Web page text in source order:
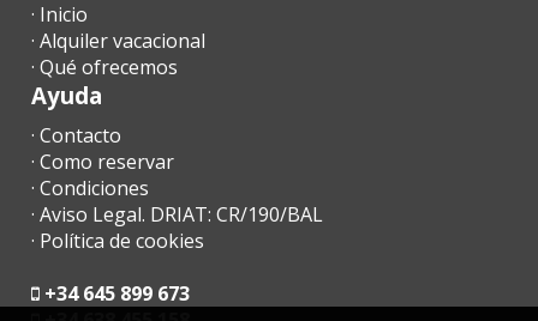
· Inicio
· Alquiler vacacional
· Qué ofrecemos
Ayuda
· Contacto
· Como reservar
· Condiciones
· Aviso Legal. DRIAT: CR/190/BAL
· Política de cookies
+34 645 899 673